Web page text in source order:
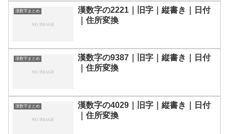
漢数字まとめ
漢数字の2221｜旧字｜縦書き｜日付
｜住所変換
漢数字まとめ
漢数字の9387｜旧字｜縦書き｜日付
｜住所変換
漢数字まとめ
漢数字の4029｜旧字｜縦書き｜日付
｜住所変換